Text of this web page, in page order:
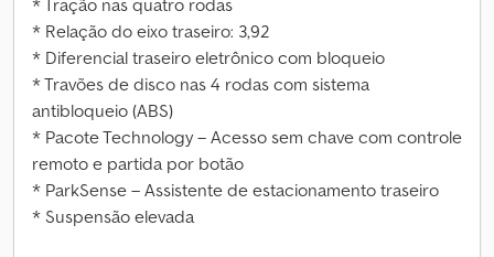
* Tração nas quatro rodas
* Relação do eixo traseiro: 3,92
* Diferencial traseiro eletrônico com bloqueio
* Travões de disco nas 4 rodas com sistema
antibloqueio (ABS)
* Pacote Technology – Acesso sem chave com controle
remoto e partida por botão
* ParkSense – Assistente de estacionamento traseiro
* Suspensão elevada